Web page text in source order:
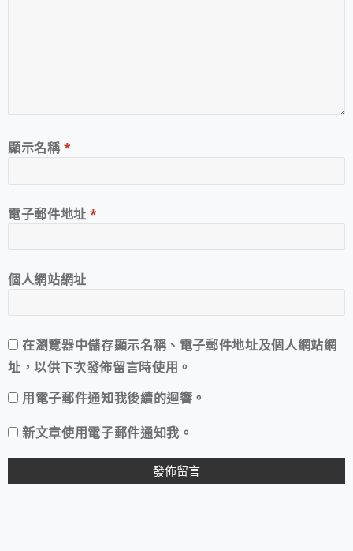
顯示名稱*
電子郵件地址*
個人網站網址
在瀏覽器中儲存顯示名稱、電子郵件地址及個人網站網
址，以供下次發佈留言時使用。
用電子郵件通知我後續的迴響。
新文章使用電子郵件通知我。